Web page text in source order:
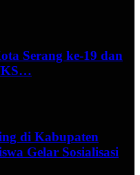
Serang ke-19 dan
di Kabupaten
Gelar Sosialisasi